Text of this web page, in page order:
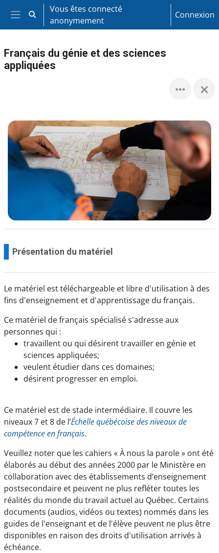
Passer au contenu principal
Panneau latéral
Activer/désactiver la saisie de recherche
Vous êtes connecté
anonymement
Connexion
Français du génie et des sciences
appliquées
Présentation du matériel
Le matériel est téléchargeable et libre d'utilisation à des
fins d'enseignement et d'apprentissage du français.
Ce matériel de français spécialisé s'adresse aux
personnes qui :
travaillent ou qui désirent travailler en génie et
sciences appliquées;
veulent étudier dans ces domaines;
désirent progresser en emploi.
Ce matériel est de stade intermédiaire. Il couvre les
niveaux 7 et 8 de l’Échelle québécoise des niveaux de
compétenceen français.
Veuillez noter que les cahiers « À nous la parole » ont été
élaborés au début des années 2000 par le Ministère en
collaboration avec des établissements d’enseignement
postsecondaire et peuvent ne plus refléter toutes les
réalités du monde du travail actuel au Québec. Certains
documents (audios, vidéos ou textes) nommés dans les
guides de l'enseignant et de l'élève peuvent ne plus être
disponibles en raison des droits d'utilisation arrivés à
échéance.